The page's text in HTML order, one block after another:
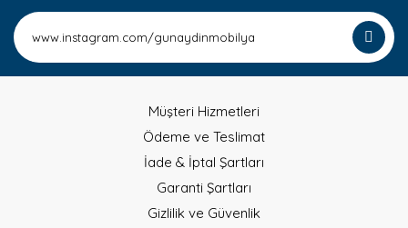
Müşteri Hizmetleri
Ödeme ve Teslimat
İade & İptal Şartları
Garanti Şartları
Gizlilik ve Güvenlik